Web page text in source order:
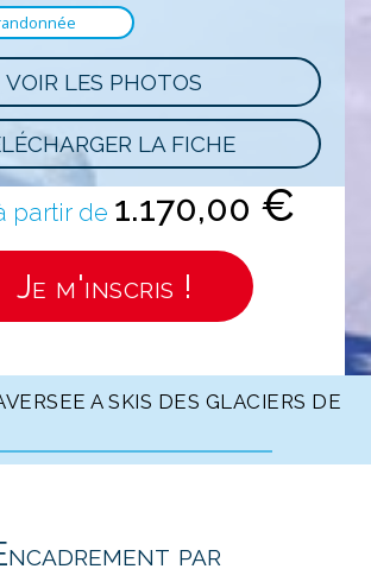
VOIR LES PHOTOS
LA FICHE
partir de 1.170,00 €
Je m'inscris !
A SKIS DES GLACIERS DE
par